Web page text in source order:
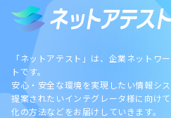
「ネットアテスト」は、企業ネットワ
トです。
安心・安全な環境を実現したい情報シ
提案されたいインテグレータ様に向け
化の方法などをお届けしていきます。